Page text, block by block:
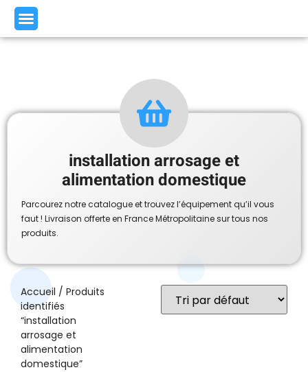
installation arrosage et
alimentation domestique
Parcourez notre catalogue et trouvez l’équipement qu’il vous
faut ! Livraison offerte en France Métropolitaine sur tous nos
produits.
Accueil / Produits
identifiés
“installation
arrosage et
alimentation
domestique”